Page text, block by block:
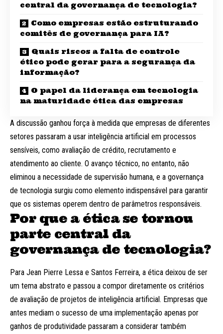
central da governança de tecnologia?
Como empresas estão estruturando
comitês de governança para IA?
Quais riscos a falta de controle
ético pode gerar para a segurança da
informação?
O papel da liderança em tecnologia
na maturidade ética das empresas
A discussão ganhou força à medida que empresas de diferentes
setores passaram a usar inteligência artificial em processos
sensíveis, como avaliação de crédito, recrutamento e
atendimento ao cliente. O avanço técnico, no entanto, não
eliminou a necessidade de supervisão humana, e a governança
de tecnologia surgiu como elemento indispensável para garantir
que os sistemas operem dentro de parâmetros responsáveis.
Por que a ética se tornou
parte central da
governança de tecnologia?
Para Jean Pierre Lessa e Santos Ferreira, a ética deixou de ser
um tema abstrato e passou a compor diretamente os critérios
de avaliação de projetos de inteligência artificial. Empresas que
antes mediam o sucesso de uma implementação apenas por
ganhos de produtividade passaram a considerar também